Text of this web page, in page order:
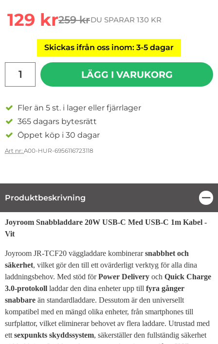
rea pris
129 krtidigare pris
259 krDU SPARAR 130 KR
Skickas ifrån oss inom: 3-5 dagar
LÄGG I VARUKORG
Fler än 5 st. i lager eller fjärrlager
365 dagars bytesrätt
Öppet köp i 30 dagar
Art nr: A00-HUR-6956116723118
Produktbeskrivning
Produktbeskrivning
Joyroom Snabbladdare 20W USB-C Med USB-C 1m Kabel -
Vit
Joyroom JR-TCF20 väggladdare kombinerarsnabbhet och
säkerhet, vilket gör den till ett ovärderligt verktyg för alla dina
laddningsbehov. Med stöd förPower Delivery och Quick Charge
3.0-protokoll laddar den dina enheter upp till fyra gånger
snabbare än standardladdare. Dessutom är den universellt
kompatibel med en mängd olika enheter, från smartphones till
surfplattor, vilket eliminerar behovet av flera laddare. Utrustad med
ett sexpunkts skyddssystem, säkerställer den fullständig säkerhet